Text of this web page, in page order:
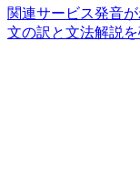
関連サービス発音
文の訳と文法解説